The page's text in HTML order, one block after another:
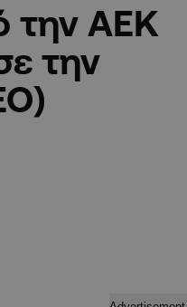
την ΑΕΚ
την